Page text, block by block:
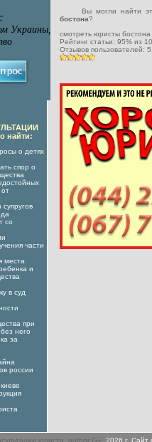
Вы могли найти
бостона?
смотреть юристы бостона
Рейтинг статьи: 95% из
Отзывов пользователей: 5
найти:
о детях
спор о
от
со
части
места
и
в суд
при
него
за
россии
юриста author G+ , 2026 г.